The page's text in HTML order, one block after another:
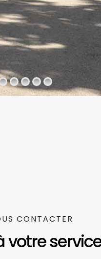
CONTACTER
votre service